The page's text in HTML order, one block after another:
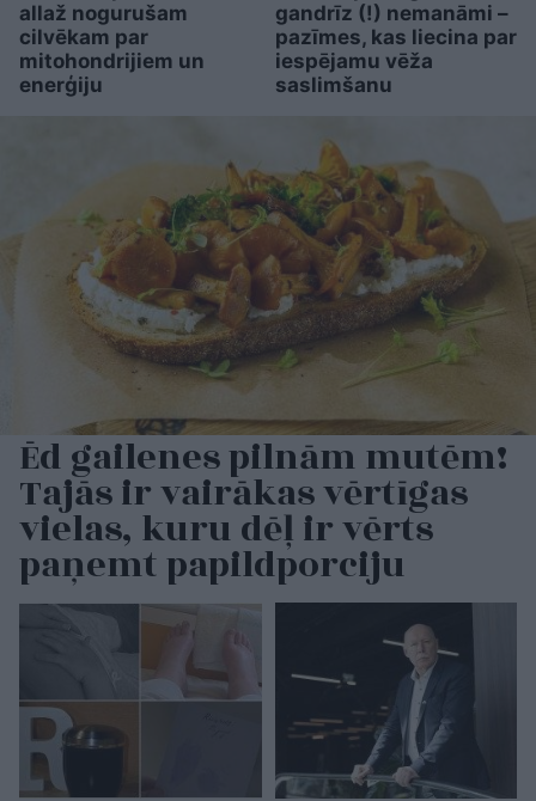
allaž nogurušam
cilvēkam par
mitohondrijiem un
enerģiju
gandrīz (!) nemanāmi –
pazīmes, kas liecina par
iespējamu vēža
saslimšanu
Ēd gailenes pilnām mutēm!
Tajās ir vairākas vērtīgas
vielas, kuru dēļ ir vērts
paņemt papildporciju